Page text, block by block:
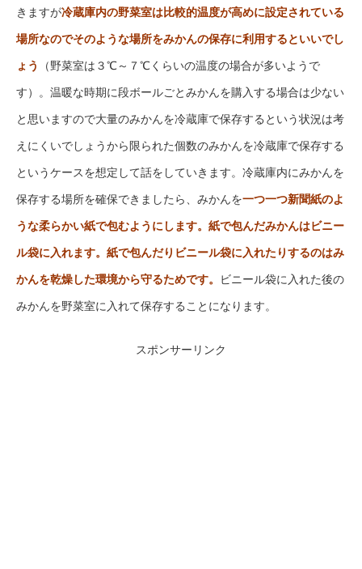
きますが冷蔵庫内の野菜室は比較的温度が高めに設定されている
場所なのでそのような場所をみかんの保存に利用するといいでし
ょう （野菜室は３℃～７℃くらいの温度の場合が多いようで
す）。温暖な時期に段ボールごとみかんを購入する場合は少ない
と思いますので大量のみかんを冷蔵庫で保存するという状況は考
えにくいでしょうから限られた個数のみかんを冷蔵庫で保存する
というケースを想定して話をしていきます。冷蔵庫内にみかんを
保存する場所を確保できましたら、みかんを一つ一つ新聞紙のよ
うな柔らかい紙で包むようにします。紙で包んだみかんはビニー
ル袋に入れます。紙で包んだりビニール袋に入れたりするのはみ
かんを乾燥した環境から守るためです。 ビニール袋に入れた後の
みかんを野菜室に入れて保存することになります。
スポンサーリンク